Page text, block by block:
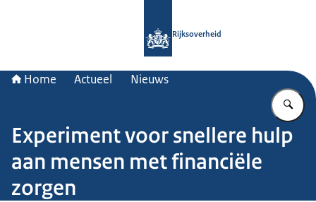
Rijksoverheid
Home Actueel Nieuws
Experiment voor snellere hulp
aan mensen met financiële
zorgen